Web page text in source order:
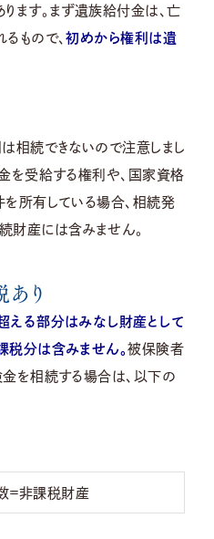
ます。まず遺族給付金は、亡
もので、初めから権利は遺
相続できないので注意しまし
を受給する権利や、国家資格
所有している場合、相続発
財産には含みません。
り
える部分はみなし財産として
税分は含みません。被保険者
を相続する場合は、以下の
＝非課税財産